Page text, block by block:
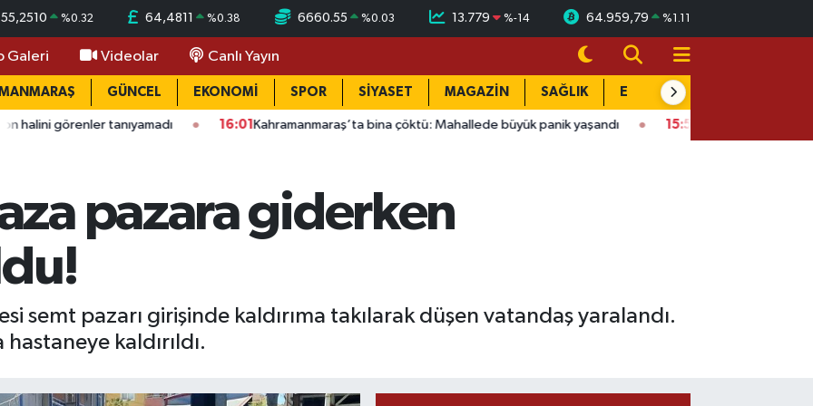
55,2510 %0.32 64,4811 %0.38 6660.55 %0.03 13.779 %-14 64.959,79 %1.11
Galeri Videolar Canlı Yayın
GÜNCEL EKONOMİ SPOR SİYASET MAGAZİN SAĞLIK EĞİTİM
tanıyamadı 16:01 Kahramanmaraş’ta bina çöktü: Mahallede büyük panik yaşandı 15:58 Bağlarbaşı Mahallesi'nde 101.
pazara giderken
semt pazarı girişinde kaldırıma takılarak düşen vatandaş yaralandı.
kaldırıldı.